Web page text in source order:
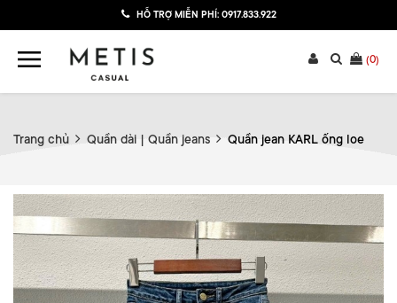
HỖ TRỢ MIỄN PHÍ: 0917.833.922
(0)
Trang chủ Quần dài | Quần jeans Quần jean KARL ống loe